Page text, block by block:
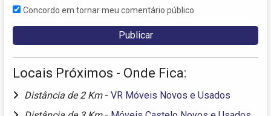
Concordo em tornar meu comentário público
Locais Próximos - Onde Fica:
Distância de 2 Km - VR Móveis Novos e Usados